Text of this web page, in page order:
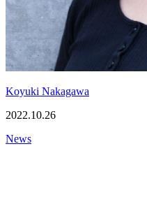
Koyuki Nakagawa
2022.10.26
News